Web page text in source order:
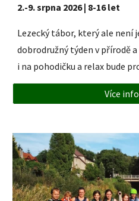
2.-9. srpna 2026| 8-16let
Lezecký tábor, který ale není
dobrodružný týden v přírodě
i na pohodičku a relax bude
Více